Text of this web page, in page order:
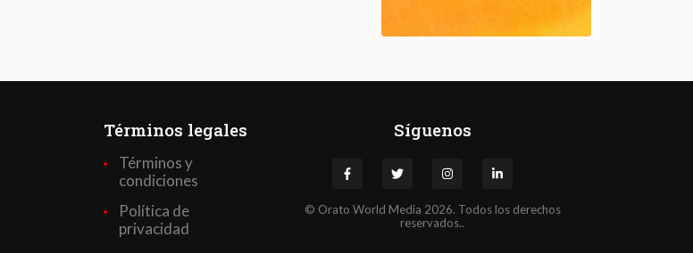
Términos legales
Términos y
condiciones
Política de
privacidad
Síguenos
© Orato World Media 2026. Todos los derechos
reservados..